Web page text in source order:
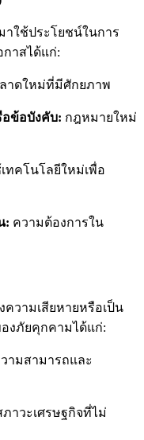
ใช้ประโยชน์ในการ
าสได้แก่:
าดใหม่ที่มีศักยภาพ
อข้อบังคับ: กฎหมายใหม่
ทคโนโลยีใหม่เพื่อ
: ความต้องการใน
วามเสียหายหรือเป็น
งภัยคุกคามได้แก่:
ามสามารถและ
ภาวะเศรษฐกิจที่ไม่